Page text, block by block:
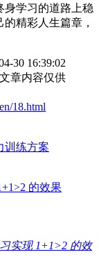
身学习的道路上稳
精彩人生篇章，
30 16:39:02
章内容仅供
18.html
训练方案
的效果